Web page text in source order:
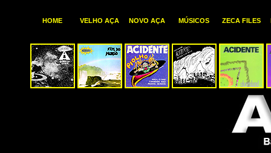
HOME VELHO AÇA NOVO AÇA MÚSICOS ZECA FILES